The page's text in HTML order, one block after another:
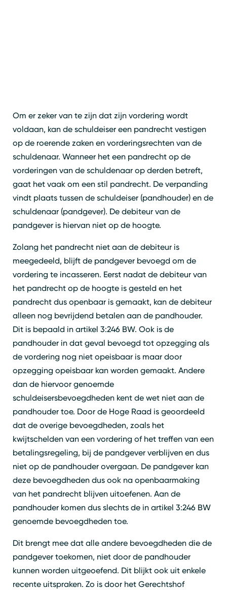
Om er zeker van te zijn dat zijn vordering wordt
voldaan, kan de schuldeiser een pandrecht vestigen
op de roerende zaken en vorderingsrechten van de
schuldenaar. Wanneer het een pandrecht op de
vorderingen van de schuldenaar op derden betreft,
gaat het vaak om een stil pandrecht. De verpanding
vindt plaats tussen de schuldeiser (pandhouder) en de
schuldenaar (pandgever). De debiteur van de
pandgever is hiervan niet op de hoogte.
Zolang het pandrecht niet aan de debiteur is
meegedeeld, blijft de pandgever bevoegd om de
vordering te incasseren. Eerst nadat de debiteur van
het pandrecht op de hoogte is gesteld en het
pandrecht dus openbaar is gemaakt, kan de debiteur
alleen nog bevrijdend betalen aan de pandhouder.
Dit is bepaald in artikel 3:246 BW. Ook is de
pandhouder in dat geval bevoegd tot opzegging als
de vordering nog niet opeisbaar is maar door
opzegging opeisbaar kan worden gemaakt. Andere
dan de hiervoor genoemde
schuldeisersbevoegdheden kent de wet niet aan de
pandhouder toe. Door de Hoge Raad is geoordeeld
dat de overige bevoegdheden, zoals het
kwijtschelden van een vordering of het treffen van een
betalingsregeling, bij de pandgever verblijven en dus
niet op de pandhouder overgaan. De pandgever kan
deze bevoegdheden dus ook na openbaarmaking
van het pandrecht blijven uitoefenen. Aan de
pandhouder komen dus slechts de in artikel 3:246 BW
genoemde bevoegdheden toe.
Dit brengt mee dat alle andere bevoegdheden die de
pandgever toekomen, niet door de pandhouder
kunnen worden uitgeoefend. Dit blijkt ook uit enkele
recente uitspraken. Zo is door het Gerechtshof